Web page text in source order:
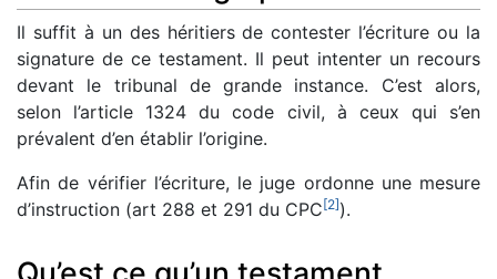
Il suffit à un des héritiers de contester l’écriture ou la
signature de ce testament. Il peut intenter un recours
devant le tribunal de grande instance. C’est alors,
selon l’article 1324 du code civil, à ceux qui s’en
prévalent d’en établir l’origine.
Afin de vérifier l’écriture, le juge ordonne une mesure
d’instruction (art 288 et 291 du CPC[2]).